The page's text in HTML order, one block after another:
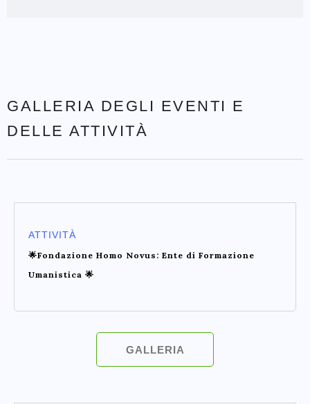
GALLERIA DEGLI EVENTI E
DELLE ATTIVITÀ
ATTIVITÀ
🌟Fondazione Homo Novus: Ente di Formazione
Umanistica 🌟
GALLERIA